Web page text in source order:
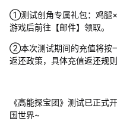
①测试创角专属礼包：鸡腿
游戏后前往【邮件】领取。
②本次测试期间的充值将按
返还政策，具体充值返还规
《高能探宝团》测试已正式
国世界~